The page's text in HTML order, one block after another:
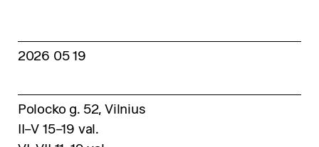
2026 05 19
Polocko g. 52, Vilnius
II–V 15–19 val.